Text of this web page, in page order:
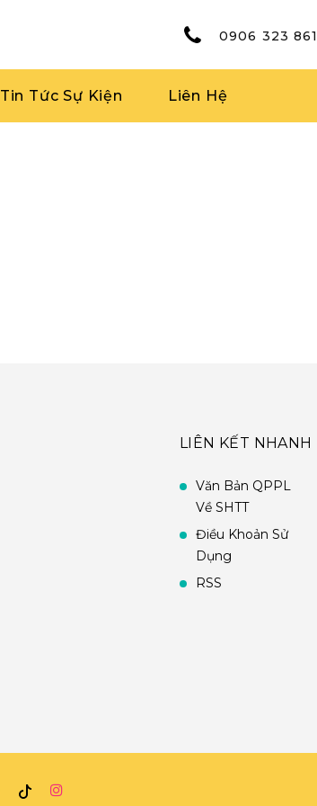
0906 323 861
Tin Tức Sự Kiện Liên Hệ
LIÊN KẾT NHANH
Văn Bản QPPL
Về SHTT
Điều Khoản Sử
Dụng
RSS